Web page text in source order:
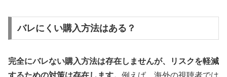
バレにくい購入方法はある？
完全にバレない購入方法は存在しませんが、リスクを軽減
するための対策は存在します。 例えば、海外の視聴者では